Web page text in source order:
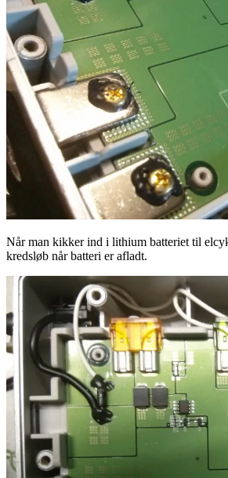
Når man kikker ind i lithium batteriet til
kredsløb når batteri er afladt.